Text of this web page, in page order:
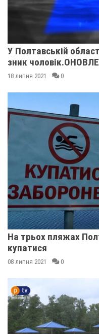
У Полтавській
зник
18 липня 2021 0
На трьох пляжах
купатися
08 липня 2021 0